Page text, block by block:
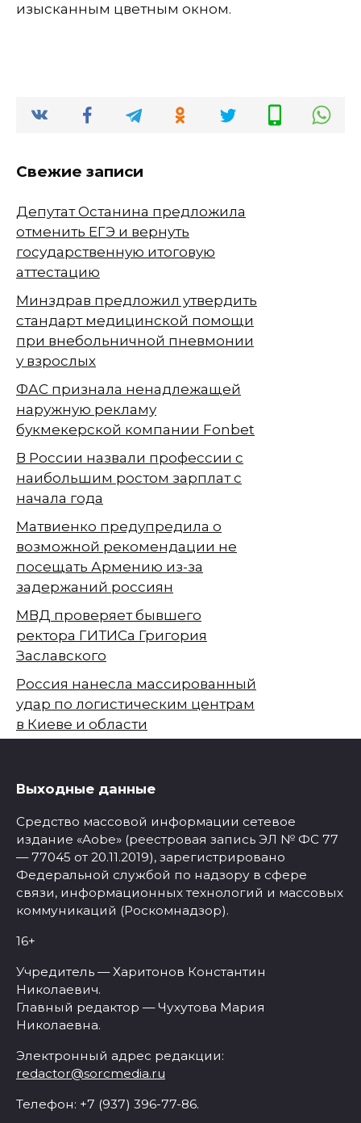
изысканным цветным окном.
Свежие записи
Депутат Останина предложила
отменить ЕГЭ и вернуть
государственную итоговую
аттестацию
Минздрав предложил утвердить
стандарт медицинской помощи
при внебольничной пневмонии
у взрослых
ФАС признала ненадлежащей
наружную рекламу
букмекерской компании Fonbet
В России назвали профессии с
наибольшим ростом зарплат с
начала года
Матвиенко предупредила о
возможной рекомендации не
посещать Армению из-за
задержаний россиян
МВД проверяет бывшего
ректора ГИТИСа Григория
Заславского
Россия нанесла массированный
удар по логистическим центрам
в Киеве и области
Выходные данные
Средство массовой информации сетевое
издание «Aobe» (реестровая запись ЭЛ № ФС 77
— 77045 от 20.11.2019), зарегистрировано
Федеральной службой по надзору в сфере
связи, информационных технологий и массовых
коммуникаций (Роскомнадзор).
16+
Учредитель — Харитонов Константин
Николаевич.
Главный редактор — Чухутова Мария
Николаевна.
Электронный адрес редакции:
redactor@sorcmedia.ru
Телефон: +7 (937) 396-77-86.